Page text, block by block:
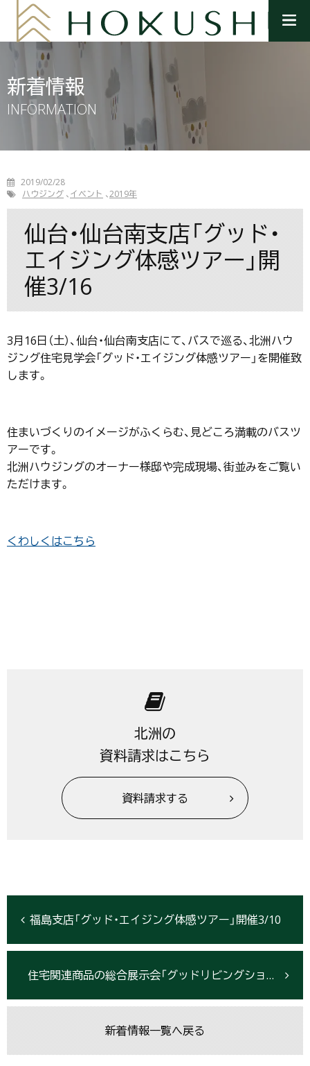
ニ
新着情報
INFORMATION
2019/02/28
ハウジング イベント 2019年
仙台・仙台南支店「グッド・
エイジング体感ツアー」開
催3/16
3月16日（土）、仙台・仙台南支店にて、バスで巡る、北洲ハウ
ジング住宅見学会「グッド・エイジング体感ツアー」を開催致
します。
住まいづくりのイメージがふくらむ、見どころ満載のバスツ
アーです。
北洲ハウジングのオーナー様邸や完成現場、街並みをご覧い
ただけます。
くわしくはこちら
北洲の
資料請求はこちら
資料請求する
福島支店「グッド・エイジング体感ツアー」開催3/10
住宅関連商品の総合展示会「グッドリビングショーin北上2019」開催3/16-17
新着情報一覧へ戻る